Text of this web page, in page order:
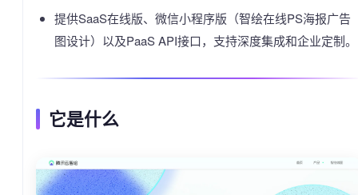
提供SaaS在线版、微信小程序版（智绘在线PS海报广告
图设计）以及PaaS API接口，支持深度集成和企业定制。
它是什么